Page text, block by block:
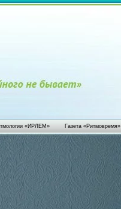
«ИРЛЕМ» Газета «Ритмовремя»